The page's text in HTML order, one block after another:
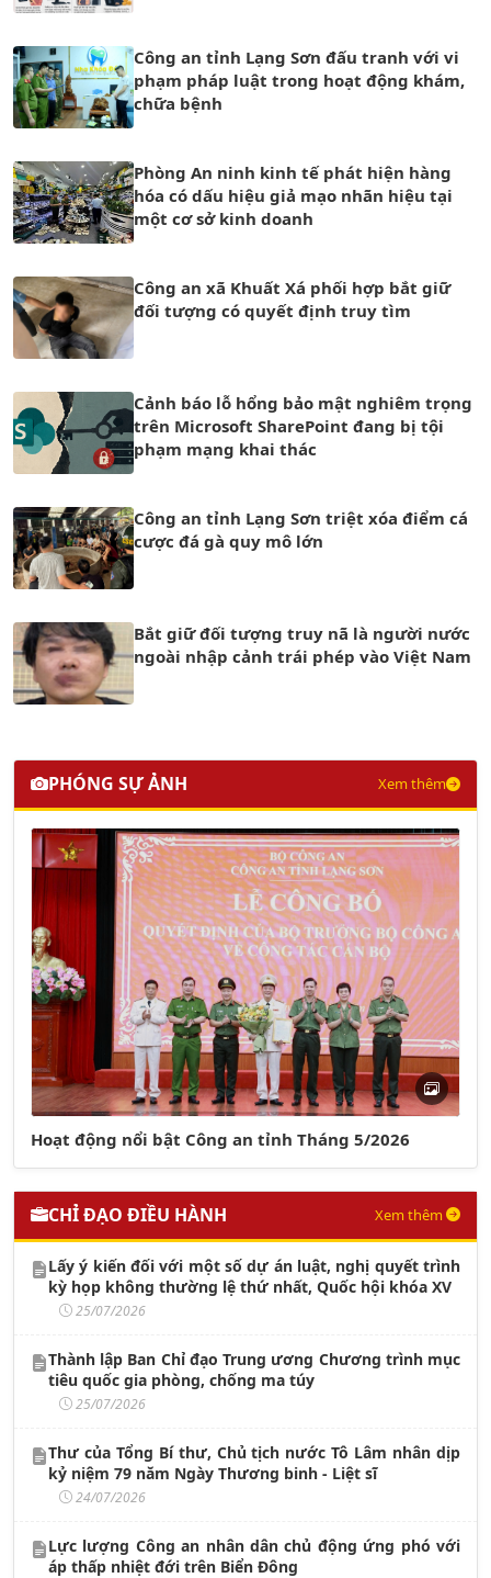
Công an tỉnh Lạng Sơn đấu tranh với vi
phạm pháp luật trong hoạt động khám,
chữa bệnh
Phòng An ninh kinh tế phát hiện hàng
hóa có dấu hiệu giả mạo nhãn hiệu tại
một cơ sở kinh doanh
Công an xã Khuất Xá phối hợp bắt giữ
đối tượng có quyết định truy tìm
Cảnh báo lỗ hổng bảo mật nghiêm trọng
trên Microsoft SharePoint đang bị tội
phạm mạng khai thác
Công an tỉnh Lạng Sơn triệt xóa điểm cá
cược đá gà quy mô lớn
Bắt giữ đối tượng truy nã là người nước
ngoài nhập cảnh trái phép vào Việt Nam
PHÓNG SỰ ẢNH Xem thêm
Hoạt động nổi bật Công an tỉnh Tháng 5/2026
CHỈ ĐẠO ĐIỀU HÀNH Xem thêm
Lấy ý kiến đối với một số dự án luật, nghị quyết trình
kỳ họp không thường lệ thứ nhất, Quốc hội khóa XV
25/07/2026
Thành lập Ban Chỉ đạo Trung ương Chương trình mục
tiêu quốc gia phòng, chống ma túy
25/07/2026
Thư của Tổng Bí thư, Chủ tịch nước Tô Lâm nhân dịp
kỷ niệm 79 năm Ngày Thương binh - Liệt sĩ
24/07/2026
Lực lượng Công an nhân dân chủ động ứng phó với
áp thấp nhiệt đới trên Biển Đông